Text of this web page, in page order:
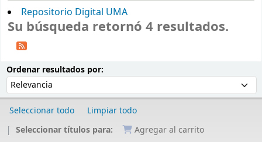
Repositorio Digital UMA
Su búsqueda retornó 4 resultados.
Ordenar resultados por:
Seleccionar todo
Limpiar todo
Seleccionar títulos para:
Agregar al carrito